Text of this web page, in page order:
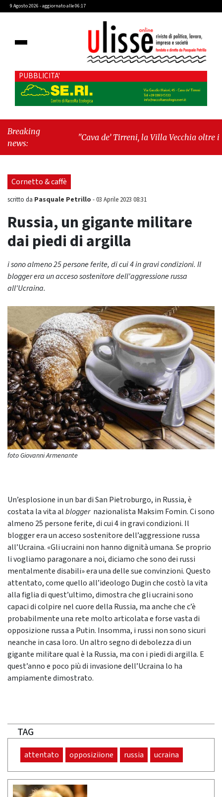
9 Agosto 2026 - aggiornato alle 06:17
PUBBLICITA'
Breaking
news:
"Cava de’ Tirreni, la Villa Vecchia oltre i
seduta consiliare: “Serve chiarezza!”"
Cornetto & caffè
scritto da Pasquale Petrillo -03 Aprile 2023 08:31
Russia, un gigante militare
dai piedi di argilla
i sono almeno 25 persone ferite, di cui 4 in gravi condizioni. Il
blogger era un acceso sostenitore dell'aggressione russa
all'Ucraina.
foto Giovanni Armenante
Un’esplosione in un bar di San Pietroburgo, in Russia, è
costata la vita albloggernazionalista Maksim Fomin. Ci sono
almeno 25 persone ferite, di cui 4 in gravi condizioni. Il
blogger era un acceso sostenitore dell’aggressione russa
all’Ucraina. «Gli ucraini non hanno dignità umana. Se proprio
li vogliamo paragonare a noi, diciamo che sono dei russi
mentalmente disabili» era una delle sue convinzioni. Questo
attentato, come quello all’ideologo Dugin che costò la vita
alla figlia di quest’ultimo, dimostra che gli ucraini sono
capaci di colpire nel cuore della Russia, ma anche che c’è
probabilmente una rete molto articolata e forse vasta di
opposizione russa a Putin. Insomma, i russi non sono sicuri
neanche in casa loro. Un altro segno di debolezza di un
gigante militare qual è la Russia, ma con i piedi di argilla. E
quest’anno e poco più di invasione dell’Ucraina lo ha
ampiamente dimostrato.
TAG
attentato opposiziione russia ucraina